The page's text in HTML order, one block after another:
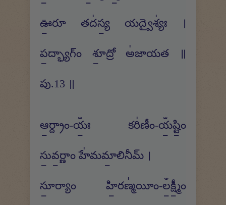
ఊ॒రూ తద॑స్య॒ యద్వైశ్యః॑ ।
ప॒ద్భ్యాగ్ం శూ॒ద్రో అ॑జాయత ॥
పు.13 ॥
ఆ॒ర్ద్రాం-యఀః॒ కరి॑ణీం-యఀ॒ష్టిం॒
సు॒వ॒ర్ణాం హే॑మమా॒లినీమ్ ।
సూ॒ర్యాం హి॒రణ్మ॑యీం-లఀ॒క్ష్మీం॒